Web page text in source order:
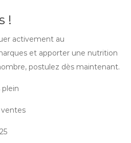
!
activement au
et apporter une nutrition
postulez dès maintenant.
plein